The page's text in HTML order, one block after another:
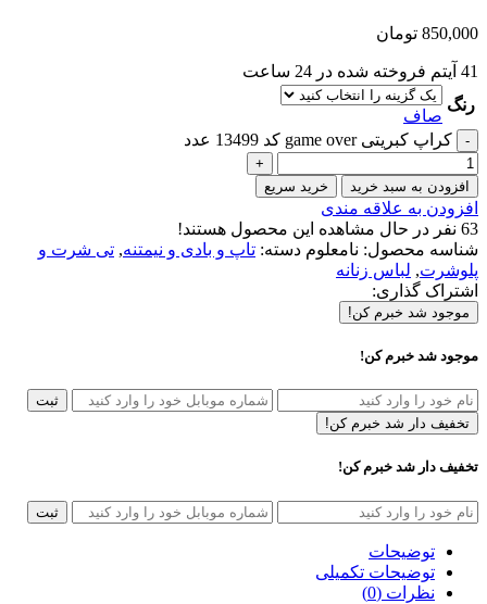
850,000 تومان
41 آیتم فروخته شده در 24 ساعت
رنگ
صاف
کراپ کبریتی game over کد 13499 عدد
افزودن به سبد خرید خرید سریع
افزودن به علاقه مندی
63 نفر در حال مشاهده این محصول هستند!
شناسه محصول: نامعلوم دسته: تاپ و بادی و نیمتنه, تی شرت و
پلوشرت, لباس زنانه
اشتراک گذاری:
موجود شد خبرم کن!
موجود شد خبرم کن!
ثبت
تخفیف دار شد خبرم کن!
تخفیف دار شد خبرم کن!
ثبت
توضیحات
توضیحات تکمیلی
نظرات (0)